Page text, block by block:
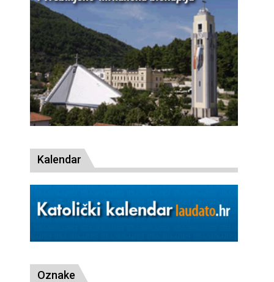
Kalendar
Oznake